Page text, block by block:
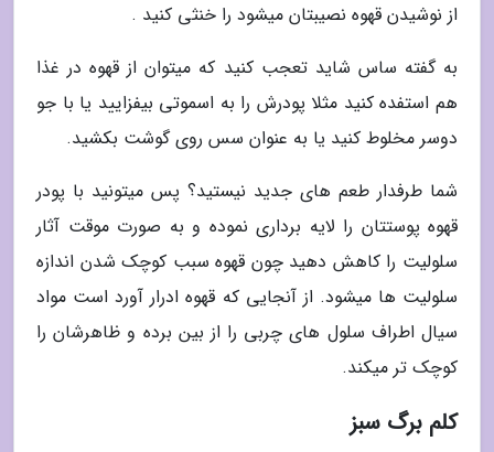
از نوشیدن قهوه نصیبتان میشود را خنثی کنید .
به گفته ساس شاید تعجب کنید که میتوان از قهوه در غذا
هم استفده کنید مثلا پودرش را به اسموتی بیفزایید یا با جو
دوسر مخلوط کنید یا به عنوان سس روی گوشت بکشید.
شما طرفدار طعم های جدید نیستید؟ پس میتونید با پودر
قهوه پوستتان را لایه برداری نموده و به صورت موقت آثار
سلولیت را کاهش دهید چون قهوه سبب کوچک شدن اندازه
سلولیت ها میشود. از آنجایی که قهوه ادرار آورد است مواد
سیال اطراف سلول های چربی را از بین برده و ظاهرشان را
کوچک تر میکند.
کلم برگ سبز